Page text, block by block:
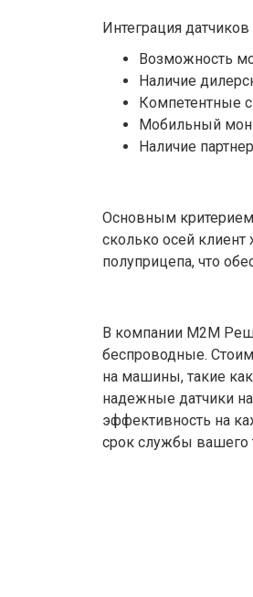
Интеграция
Возможность
Наличие
Компетентные
Мобильный
Наличие
Основным критерием
сколько осей клиент
полуприцепа, что
В компании М2М
беспроводные.
на машины, такие как
надежные датчики
эффективность на
срок службы вашего